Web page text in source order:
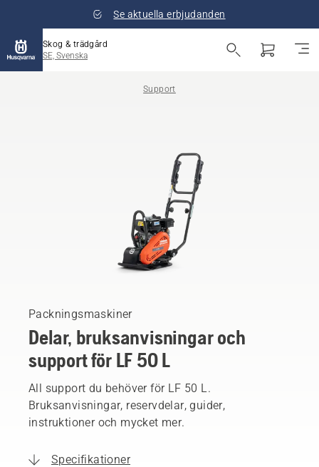
Se aktuella erbjudanden
Skog & trädgård
SE, Svenska
Support
Packningsmaskiner
Delar, bruksanvisningar och
support för LF 50 L
All support du behöver för LF 50 L.
Bruksanvisningar, reservdelar, guider,
instruktioner och mycket mer.
Specifikationer